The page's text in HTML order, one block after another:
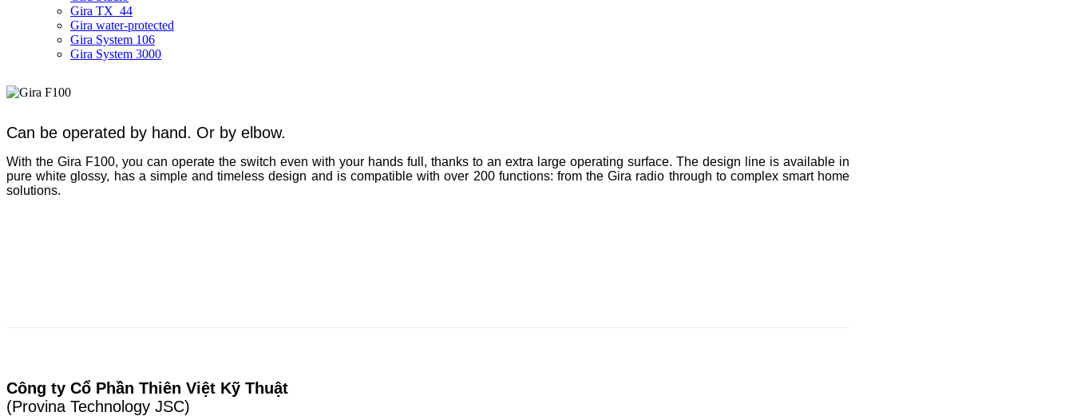
Gira TX_44
Gira water-protected
Gira System 106
Gira System 3000
Can be operated by hand. Or by elbow.
With the Gira F100, you can operate the switch even with your hands full, thanks to an extra large operating surface. The design line is available in
pure white glossy, has a simple and timeless design and is compatible with over 200 functions: from the Gira radio through to complex smart home
solutions.
Công ty Cổ Phần Thiên Việt Kỹ Thuật
(Provina Technology JSC)